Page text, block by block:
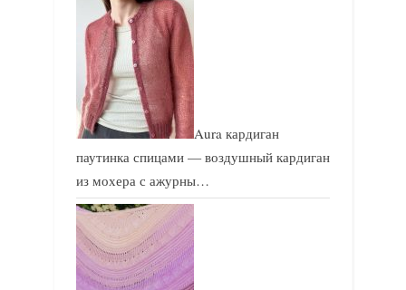
Aura кардиган
паутинка спицами — воздушный кардиган
из мохера с ажурны…